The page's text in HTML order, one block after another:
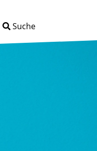
Suche